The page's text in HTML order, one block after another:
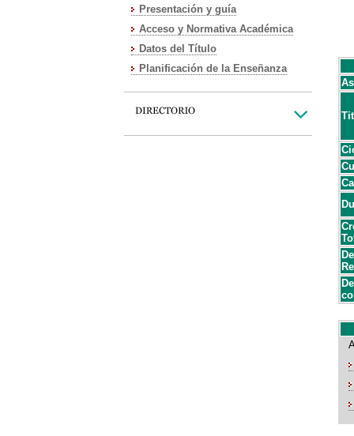
Presentación y guía
Acceso y Normativa Académica
Datos del Título
Planificación de la Enseñanza